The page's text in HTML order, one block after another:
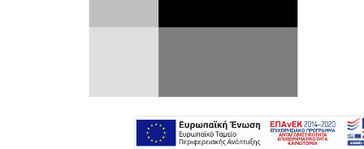
FIAT Nuova 500 παρά του σημερινού που
τρόπον τινά -και έξυπνα- τον βραχίονα της
επεκτεινόμενης πρακτικότητας και